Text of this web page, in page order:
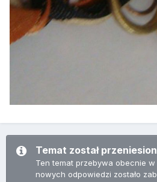
Temat został
Ten temat przebywa obecnie
nowych odpowiedzi zostało